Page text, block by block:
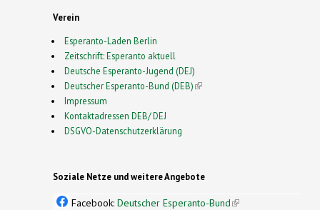
Verein
Esperanto-Laden Berlin
Zeitschrift: Esperanto aktuell
Deutsche Esperanto-Jugend (DEJ)
Deutscher Esperanto-Bund (DEB)(link is external)
Impressum
Kontaktadressen DEB/ DEJ
DSGVO-Datenschutzerklärung
Soziale Netze und weitere Angebote
Facebook: Deutscher Esperanto-Bund(link is